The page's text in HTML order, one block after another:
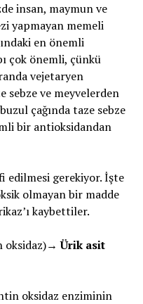
insan, maymun ve
yapmayan memeli
en önemli
çok önemli, çünkü
vejetaryen
sebze ve meyvelerden
çağında taze sebze
bir antioksidandan
edilmesi gerekiyor. İşte
olmayan bir madde
kaybettiler.
oksidaz)→ Ürik asit
oksidaz enziminin